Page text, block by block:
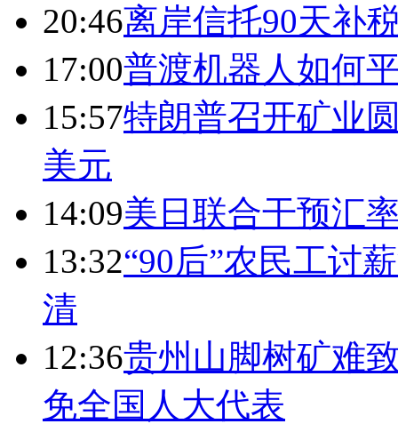
20:46离岸信托90天补
17:00普渡机器人如何
15:57特朗普召开矿业
美元
14:09美日联合干预汇
13:32“90后”农民工讨
清
12:36贵州山脚树矿难
免全国人大代表